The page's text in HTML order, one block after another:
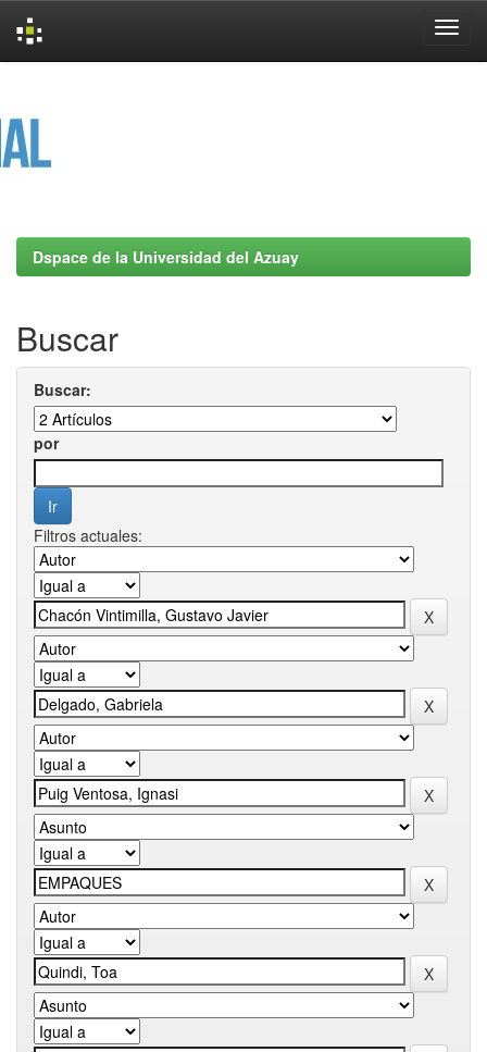
Dspace de la Universidad del Azuay
Buscar
Buscar:
por
Filtros actuales: